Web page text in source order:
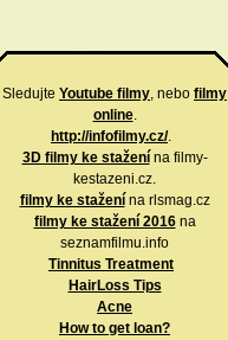
Sledujte Youtube filmy, nebo filmy
online.
http://infofilmy.cz/.
3D filmy ke staženína filmy-
kestazeni.cz.
filmy ke staženína rlsmag.cz
filmy ke stažení 2016na
seznamfilmu.info
Tinnitus Treatment
HairLoss Tips
Acne
How to get loan?